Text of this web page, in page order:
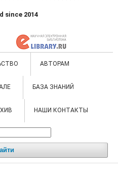
since 2014
АВТОРАМ
БАЗА ЗНАНИЙ
НАШИ КОНТАКТЫ